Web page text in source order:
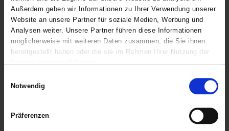
Außerdem geben wir Informationen zu Ihrer Verwendung unserer
Website an unsere Partner für soziale Medien, Werbung und
Analysen weiter. Unsere Partner führen diese Informationen
möglicherweise mit weiteren Daten zusammen, die Sie ihnen
bereitgestellt haben oder die sie im Rahmen Ihrer Nutzung der
Notwendig
Präferenzen
Marktwert und Zielwert